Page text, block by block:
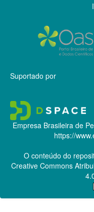
Suportado por
Empresa Brasileira de
https://
O conteúdo do
Creative Commons